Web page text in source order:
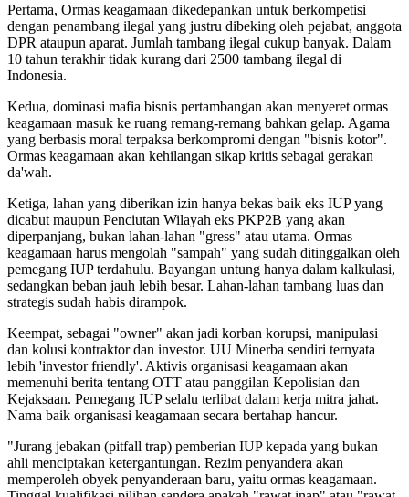
Pertama, Ormas keagamaan dikedepankan untuk berkompetisi
dengan penambang ilegal yang justru dibeking oleh pejabat, anggota
DPR ataupun aparat. Jumlah tambang ilegal cukup banyak. Dalam
10 tahun terakhir tidak kurang dari 2500 tambang ilegal di
Indonesia.
Kedua, dominasi mafia bisnis pertambangan akan menyeret ormas
keagamaan masuk ke ruang remang-remang bahkan gelap. Agama
yang berbasis moral terpaksa berkompromi dengan "bisnis kotor".
Ormas keagamaan akan kehilangan sikap kritis sebagai gerakan
da'wah.
Ketiga, lahan yang diberikan izin hanya bekas baik eks IUP yang
dicabut maupun Penciutan Wilayah eks PKP2B yang akan
diperpanjang, bukan lahan-lahan "gress" atau utama. Ormas
keagamaan harus mengolah "sampah" yang sudah ditinggalkan oleh
pemegang IUP terdahulu. Bayangan untung hanya dalam kalkulasi,
sedangkan beban jauh lebih besar. Lahan-lahan tambang luas dan
strategis sudah habis dirampok.
Keempat, sebagai "owner" akan jadi korban korupsi, manipulasi
dan kolusi kontraktor dan investor. UU Minerba sendiri ternyata
lebih 'investor friendly'. Aktivis organisasi keagamaan akan
memenuhi berita tentang OTT atau panggilan Kepolisian dan
Kejaksaan. Pemegang IUP selalu terlibat dalam kerja mitra jahat.
Nama baik organisasi keagamaan secara bertahap hancur.
"Jurang jebakan (pitfall trap) pemberian IUP kepada yang bukan
ahli menciptakan ketergantungan. Rezim penyandera akan
memperoleh obyek penyanderaan baru, yaitu ormas keagamaan.